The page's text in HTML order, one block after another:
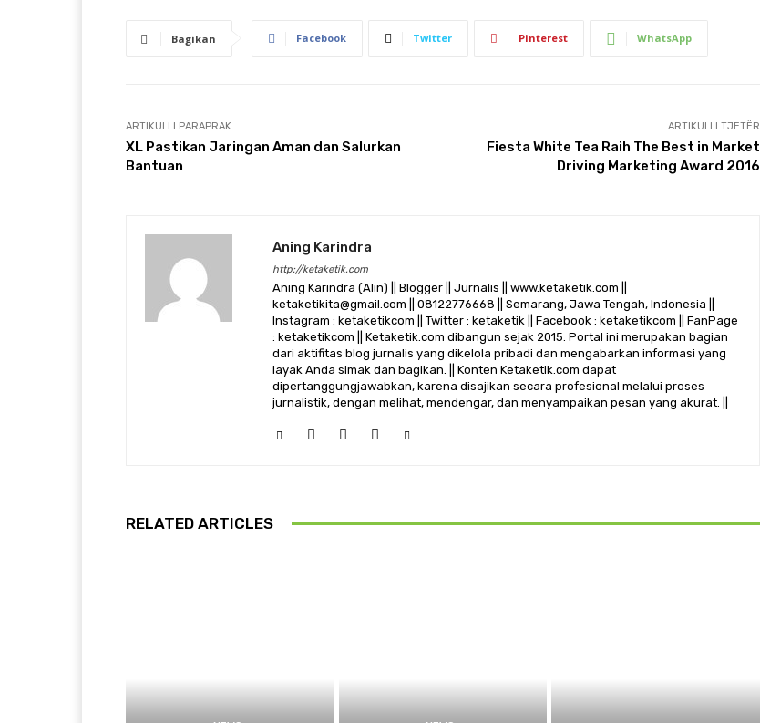
Bagikan Facebook Twitter Pinterest WhatsApp
ARTIKULLI PARAPRAK
XL Pastikan Jaringan Aman dan Salurkan
Bantuan
ARTIKULLI TJETËR
​Fiesta White Tea Raih The Best in Market
Driving Marketing Award 2016
Aning Karindra
http://ketaketik.com
Aning Karindra (Alin) || Blogger || Jurnalis || www.ketaketik.com ||
ketaketikita@gmail.com || 08122776668 || Semarang, Jawa Tengah, Indonesia ||
Instagram : ketaketikcom || Twitter : ketaketik || Facebook : ketaketikcom || FanPage
: ketaketikcom || Ketaketik.com dibangun sejak 2015. Portal ini merupakan bagian
dari aktifitas blog jurnalis yang dikelola pribadi dan mengabarkan informasi yang
layak Anda simak dan bagikan. || Konten Ketaketik.com dapat
dipertanggungjawabkan, karena disajikan secara profesional melalui proses
jurnalistik, dengan melihat, mendengar, dan menyampaikan pesan yang akurat. ||
RELATED ARTICLES